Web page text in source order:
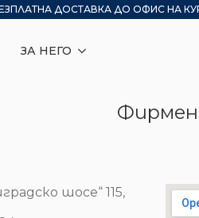
ДОСТАВКА ДО ОФИС НА
ЗА НЕГО
шосе“ 115,